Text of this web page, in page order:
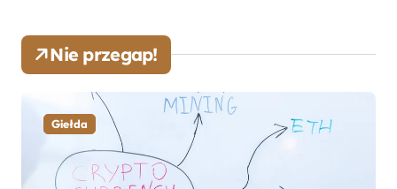
Nie przegap!
Giełda